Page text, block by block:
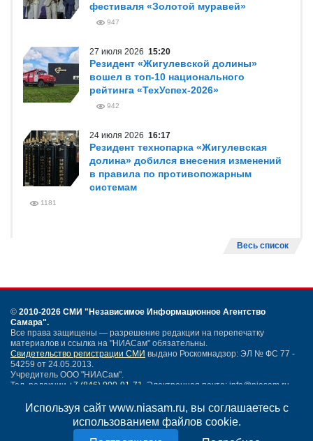
Используя сайт www.niasam.ru, вы соглашаетесь с
использованием файлов cookie.
фестиваля «Золотой муравей»
947
27 июля 2026 15:20
Резидент «Жигулевской долины»
вошел в топ-10 национального
рейтинга «ТехУспех-2026»
942
24 июля 2026 16:17
Резидент технопарка «Жигулевская
долина» добился внесения изменений
в правила по противопожарным
системам
1181
Весь список
© 2010-2026 СМИ "Независимое Информационное Агентство
Самара".
Все права защищены — разрешение редакции на перепечатку
материалов и ссылка на "НИАСам" обязательны.
Свидетельство регистрации СМИ выдано Роскомнадзор: ЭЛ № ФС 77 -
54259 от 24.05.2013.
Учредитель ООО "НИАСам".
Тел. редакции +7 (846) 990-91-71. Электронная почта: info@niasam.ru
Написать письмо